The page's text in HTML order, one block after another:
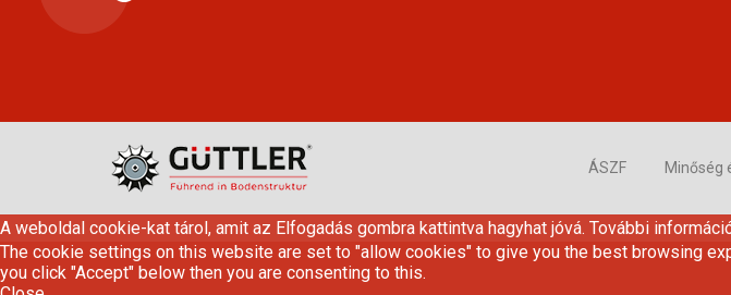
ÁSZF Minőség
A weboldal cookie-kat tárol, amit az Elfogadás gombra kattintva hagyhat jóvá. További
The cookie settings on this website are set to "allow cookies" to give you the best browsing
you click "Accept" below then you are consenting to this.